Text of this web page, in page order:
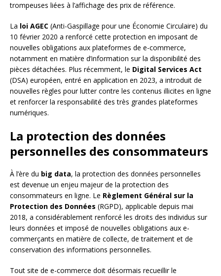
trompeuses liées à l’affichage des prix de référence.
La loi AGEC (Anti-Gaspillage pour une Économie Circulaire) du
10 février 2020 a renforcé cette protection en imposant de
nouvelles obligations aux plateformes de e-commerce,
notamment en matière d’information sur la disponibilité des
pièces détachées. Plus récemment, le Digital Services Act
(DSA) européen, entré en application en 2023, a introduit de
nouvelles règles pour lutter contre les contenus illicites en ligne
et renforcer la responsabilité des très grandes plateformes
numériques.
La protection des données
personnelles des consommateurs
À l’ère du big data, la protection des données personnelles
est devenue un enjeu majeur de la protection des
consommateurs en ligne. Le Règlement Général sur la
Protection des Données (RGPD), applicable depuis mai
2018, a considérablement renforcé les droits des individus sur
leurs données et imposé de nouvelles obligations aux e-
commerçants en matière de collecte, de traitement et de
conservation des informations personnelles.
Tout site de e-commerce doit désormais recueillir le